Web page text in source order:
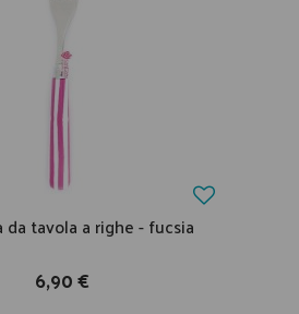
da tavola a righe - fucsia
6,90 €